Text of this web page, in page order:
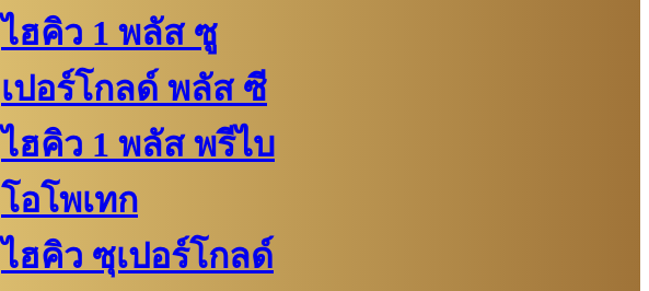
ไฮคิว 1 พลัส ซู
เปอร์โกลด์ พลัส ซี
ไฮคิว​​ 1 พลัส พรีไบ
โอโพเทก
ไฮคิว​​ ซุเปอร์โกลด์